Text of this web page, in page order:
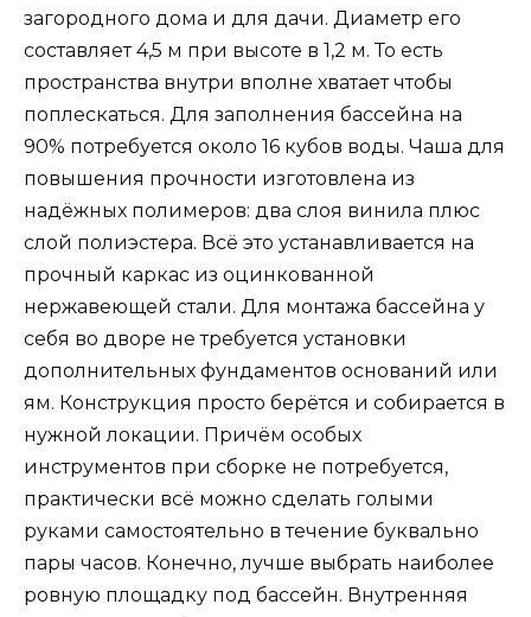
загородного дома и для дачи. Диаметр его
составляет 4,5 м при высоте в 1,2 м. То есть
пространства внутри вполне хватает чтобы
поплескаться. Для заполнения бассейна на
90% потребуется около 16 кубов воды. Чаша для
повышения прочности изготовлена из
надёжных полимеров: два слоя винила плюс
слой полиэстера. Всё это устанавливается на
прочный каркас из оцинкованной
нержавеющей стали. Для монтажа бассейна у
себя во дворе не требуется установки
дополнительных фундаментов оснований или
ям. Конструкция просто берётся и собирается в
нужной локации. Причём особых
инструментов при сборке не потребуется,
практически всё можно сделать голыми
руками самостоятельно в течение буквально
пары часов. Конечно, лучше выбрать наиболее
ровную площадку под бассейн. Внутренняя